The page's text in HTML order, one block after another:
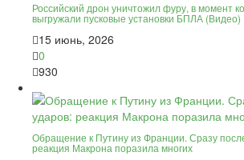
Российский дрон уничтожил фуру, в момент
выгружали пусковые установки БПЛА (Видео)
15 июнь, 2026
0
930
Обращение к Путину из Франции. Сразу
реакция Макрона поразила многих